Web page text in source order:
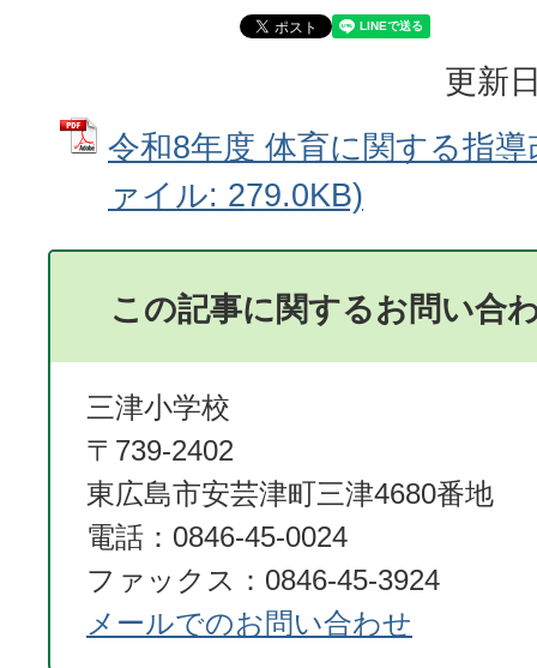
更新
令和8年度 体育に関する指
ァイル: 279.0KB)
この記事に関するお問い合
三津小学校
〒739-2402
東広島市安芸津町三津4680番地
電話：0846-45-0024
ファックス：0846-45-3924
メールでのお問い合わせ